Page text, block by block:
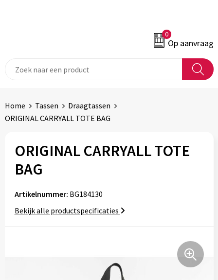
0
Op aanvraag
Home Tassen
Draagtassen
ORIGINAL CARRYALL TOTE BAG
ORIGINAL CARRYALL TOTE
BAG
Artikelnummer: BG184130
Bekijk alle productspecificaties